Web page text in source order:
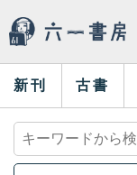
新刊 古書